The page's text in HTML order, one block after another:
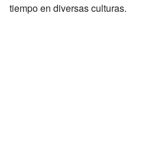
tiempo en diversas culturas.